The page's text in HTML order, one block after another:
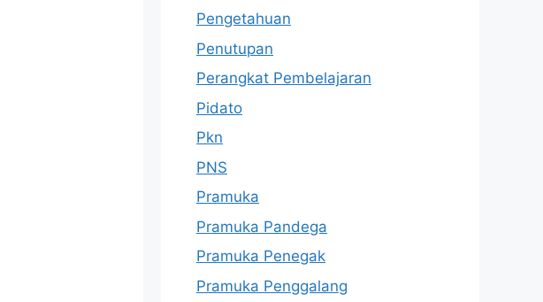
Pengetahuan
Penutupan
Perangkat Pembelajaran
Pidato
Pkn
PNS
Pramuka
Pramuka Pandega
Pramuka Penegak
Pramuka Penggalang